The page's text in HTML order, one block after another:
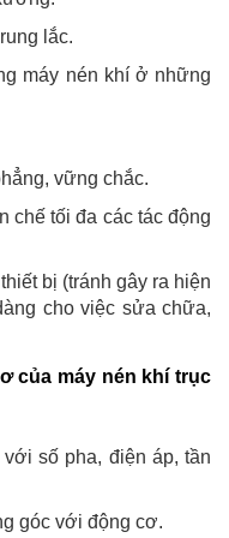
lắc.
máy nén khí ở những
vững chắc.
chế tối đa các tác động
bị (tránh gây ra hiện
cho việc sửa chữa,
của máy nén khí trục
số pha, điện áp, tần
góc với động cơ.